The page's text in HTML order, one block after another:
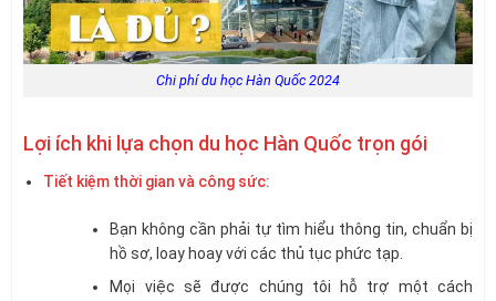
Chi phí du học Hàn Quốc 2024
Lợi ích khi lựa chọn du học Hàn Quốc trọn gói
Tiết kiệm thời gian và công sức:
Bạn không cần phải tự tìm hiểu thông tin, chuẩn bị
hồ sơ, loay hoay với các thủ tục phức tạp.
Mọi việc sẽ được chúng tôi hỗ trợ một cách